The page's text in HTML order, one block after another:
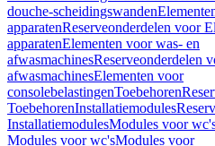
douche-scheidingswanden
apparatenReserveonderdelen voor
apparatenElementen voor was- en
afwasmachinesReserveonderdelen
afwasmachinesElementen voor
consolebelastingenToebehoren
ToebehorenInstallatiemodules
InstallatiemodulesModules voor
Modules voor wc'sModules voor